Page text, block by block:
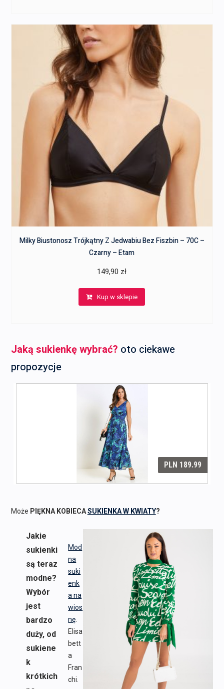
Milky Biustonosz Trójkątny Z Jedwabiu Bez Fiszbin – 70C –
Czarny – Etam
149,90 zł
Kup w sklepie
Jaką sukienkę wybrać? oto ciekawe
propozycje
Może PIĘKNA KOBIECASUKIENKA W KWIATY?
Mod
na
suki
enk
a na
wios
nę
Elisa
bett
a
Fran
chi.
Jakie
sukienki
są teraz
modne?
Wybór
jest
bardzo
duży, od
sukiene
k
krótkich